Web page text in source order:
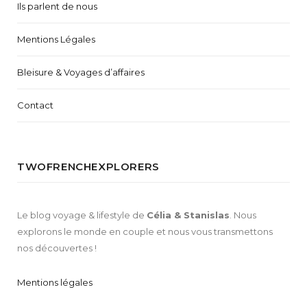
Ils parlent de nous
Mentions Légales
Bleisure & Voyages d’affaires
Contact
TWOFRENCHEXPLORERS
Le blog voyage & lifestyle de Célia & Stanislas . Nous
explorons le monde en couple et nous vous transmettons
nos découvertes !
Mentions légales